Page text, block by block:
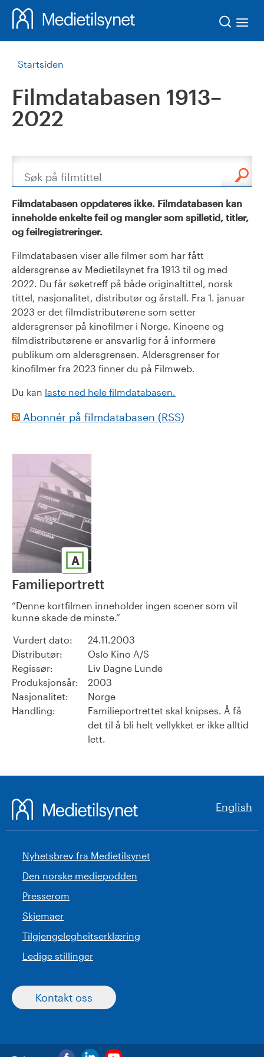
Startsiden
Filmdatabasen 1913–
2022
Søk
Filmdatabasen oppdateres ikke. Filmdatabasen kan
inneholde enkelte feil og mangler som spilletid, titler,
og feilregistreringer.
Filmdatabasen viser alle filmer som har fått
aldersgrense av Medietilsynet fra 1913 til og med
2022. Du får søketreff på både originaltittel, norsk
tittel, nasjonalitet, distributør og årstall. Fra 1. januar
2023 er det filmdistributørene som setter
aldersgrenser på kinofilmer i Norge. Kinoene og
filmdistributørene er ansvarlig for å informere
publikum om aldersgrensen. Aldersgrenser for
kinofilmer fra 2023 finner du på Filmweb.
Du kan laste ned hele filmdatabasen.
Abonnér på filmdatabasen (RSS)
A
Familieportrett
Denne kortfilmen inneholder ingen scener som vil
kunne skade de minste.
Vurdert dato:
24.11.2003
Distributør:
Oslo Kino A/S
Regissør:
Liv Dagne Lunde
Produksjonsår:
2003
Nasjonalitet:
Norge
Handling:
Familieportrettet skal knipses. Å få
det til å bli helt vellykket er ikke alltid
lett.
English
Nyhetsbrev fra Medietilsynet
Den norske mediepodden
Presserom
Skjemaer
Tilgjengelegheitserklæring
Ledige stillinger
Kontakt oss